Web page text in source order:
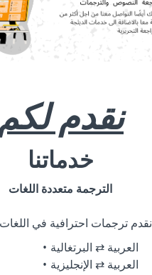
نقدم لكم
خدماتنا
الترجمة متعددة اللغات
نقدم ترجمات احترافية في اللغات
العربية ⇄ البرتغالية
العربية ⇄ الإنجليزية